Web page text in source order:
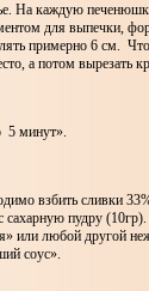
На каждую
для выпечки,
примерно 6 см.
а потом вырезать
5 минут».
взбить сливки
сахарную пудру
или любой другой
соус».